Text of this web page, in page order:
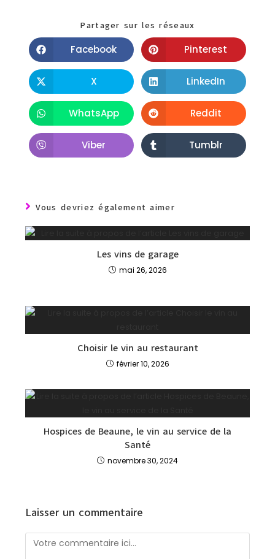
Partager sur les réseaux
Facebook Pinterest
X LinkedIn
WhatsApp Reddit
Viber Tumblr
Vous devriez également aimer
Les vins de garage
mai 26, 2026
Choisir le vin au restaurant
février 10, 2026
Hospices de Beaune, le vin au service de la
Santé
novembre 30, 2024
Laisser un commentaire